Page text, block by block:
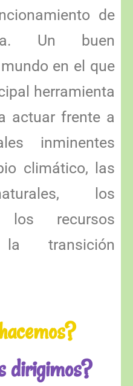
de
Un buen
en el que
herramienta
actuar frente a
inminentes
climático, las
los
recursos
transición
dirigimos?